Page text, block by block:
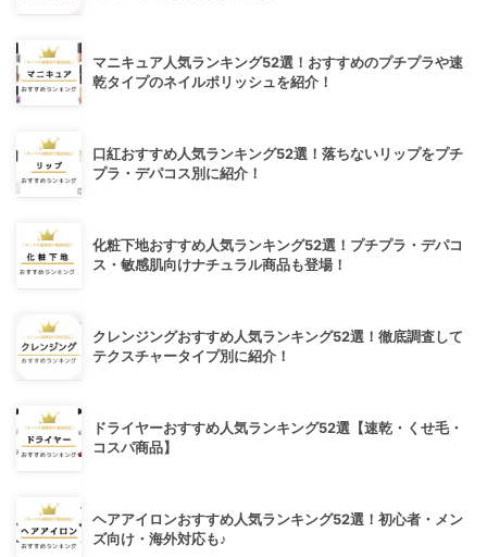
マニキュア人気ランキング52選！おすすめのプチプラや速
乾タイプのネイルポリッシュを紹介！
口紅おすすめ人気ランキング52選！落ちないリップをプチ
プラ・デパコス別に紹介！
化粧下地おすすめ人気ランキング52選！プチプラ・デパコ
ス・敏感肌向けナチュラル商品も登場！
クレンジングおすすめ人気ランキング52選！徹底調査して
テクスチャータイプ別に紹介！
ドライヤーおすすめ人気ランキング52選【速乾・くせ毛・
コスパ商品】
ヘアアイロンおすすめ人気ランキング52選！初心者・メン
ズ向け・海外対応も♪